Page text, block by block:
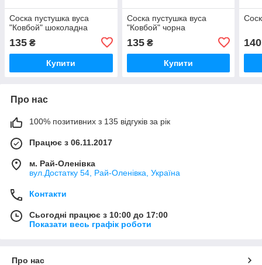
Соска пустушка вуса
"Ковбой" шоколадна
135 ₴
Купити
Соска пустушка вуса
"Ковбой" чорна
135₴
Купити
140
Про нас
100% позитивних з 135 відгуків за рік
Працює з 06.11.2017
м. Рай-Оленівка
вул.Достатку 54, Рай-Оленівка, Україна
Контакти
Сьогодні працює з 10:00 до 17:00
Показати весь графік роботи
Про нас